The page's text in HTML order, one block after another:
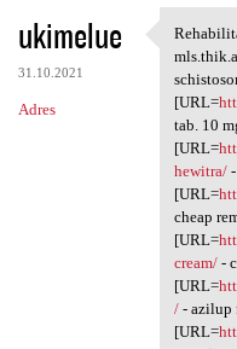
K
o
m
e
ukimelue
31.10.2021
Adres
[URL=
tab. 10
[URL=
hewitra/-
[URL=
cheap
[URL=
cream/-
[URL=
/- azilup
[URL=